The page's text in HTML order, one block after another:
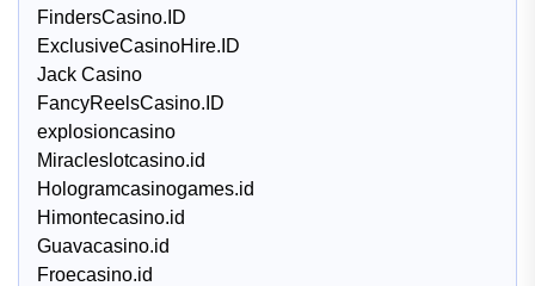
FindersCasino.ID
ExclusiveCasinoHire.ID
Jack Casino
FancyReelsCasino.ID
explosioncasino
Miracleslotcasino.id
Hologramcasinogames.id
Himontecasino.id
Guavacasino.id
Froecasino.id